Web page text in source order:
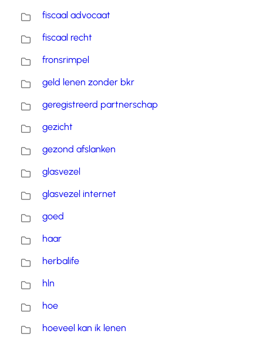
fiscaal advocaat
fiscaal recht
fronsrimpel
geld lenen zonder bkr
geregistreerd partnerschap
gezicht
gezond afslanken
glasvezel
glasvezel internet
goed
haar
herbalife
hln
hoe
hoeveel kan ik lenen